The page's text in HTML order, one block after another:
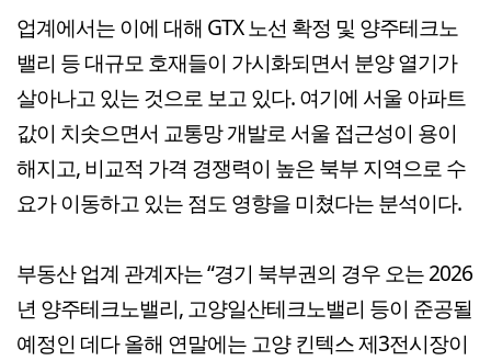
업계에서는 이에 대해 GTX 노선 확정 및 양주테크노
밸리 등 대규모 호재들이 가시화되면서 분양 열기가
살아나고 있는 것으로 보고 있다. 여기에 서울 아파트
값이 치솟으면서 교통망 개발로 서울 접근성이 용이
해지고, 비교적 가격 경쟁력이 높은 북부 지역으로 수
요가 이동하고 있는 점도 영향을 미쳤다는 분석이다.
부동산 업계 관계자는 “경기 북부권의 경우 오는 2026
년 양주테크노밸리, 고양일산테크노밸리 등이 준공될
예정인 데다 올해 연말에는 고양 킨텍스 제3전시장이